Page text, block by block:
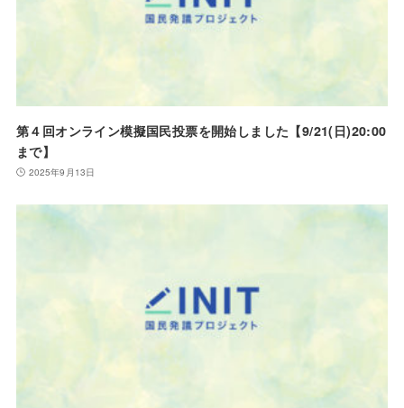
第４回オンライン模擬国民投票を開始しました【9/21(日)20:00
まで】
2025年9月13日